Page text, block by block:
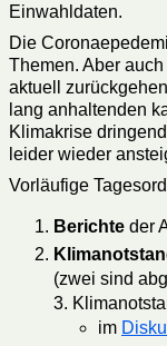
Einwahldaten.
Die
Themen. Aber
aktuell
lang anhaltenden
Klimakrise
leider wieder
Vorläufige
Berichte der
(zwei sind
3.
im